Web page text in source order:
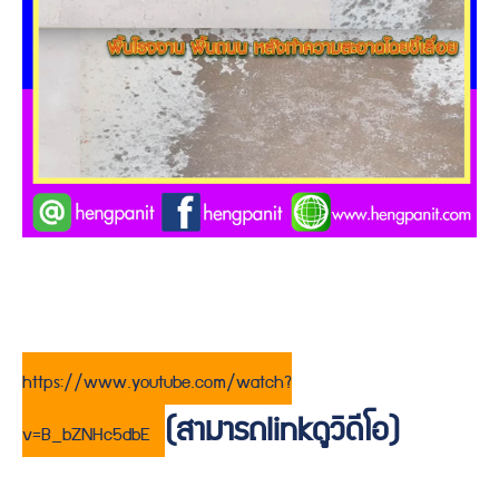
https://www.youtube.com/watch?
v=B_bZNHc5dbE (สามารถlinkดูวิดีโอ)